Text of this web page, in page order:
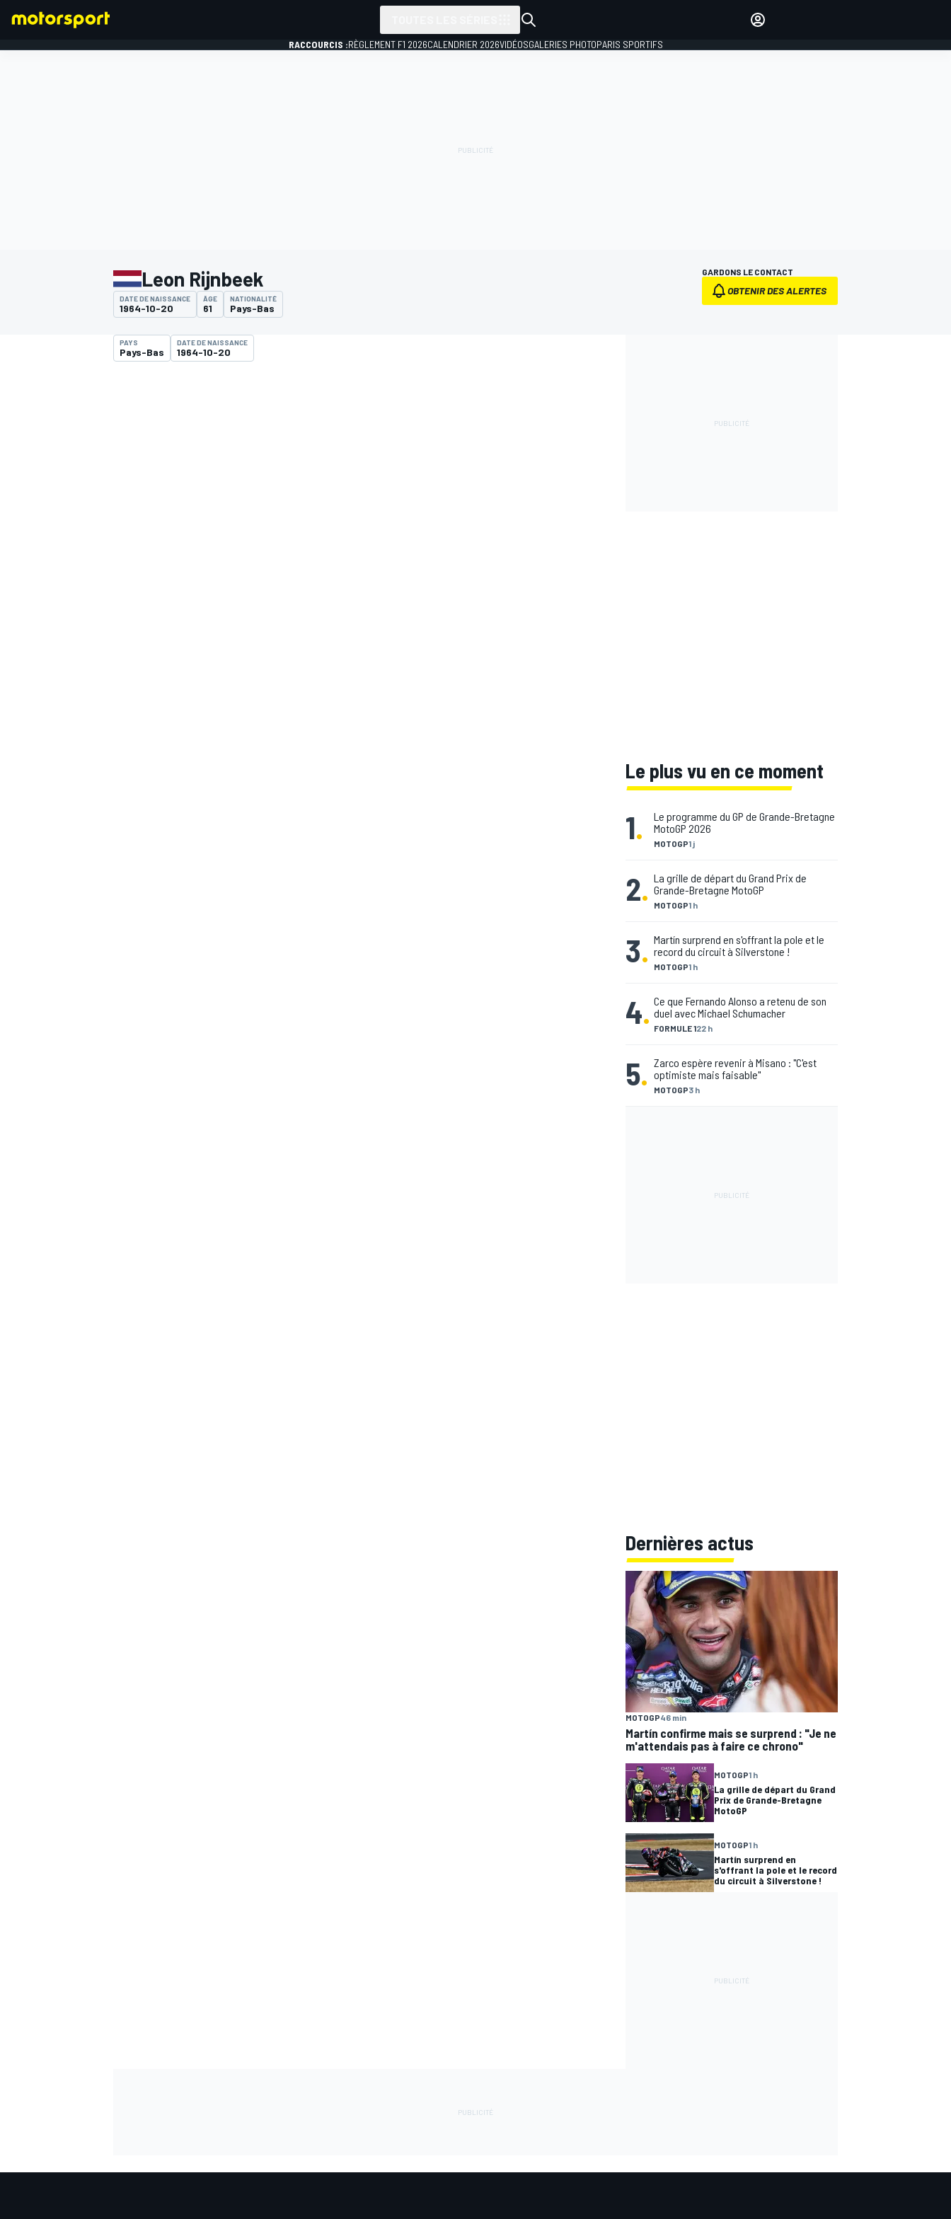
RACCOURCIS :RÈGLEMENT F1 2026CALENDRIER 2026VIDÉOSGALERIES PHOTOPARIS SPORTIFS
Leon Rijnbeek
DATE DE NAISSANCE
1964-10-20
ÂGE
61
NATIONALITÉ
Pays-Bas
GARDONS LE CONTACT
OBTENIR DES ALERTES
PAYS
Pays-Bas
DATE DE NAISSANCE
1964-10-20
Le plus vu en ce moment
1. MOTOGP1 j
Le programme du GP de Grande-Bretagne
MotoGP 2026
2. MOTOGP1 h
La grille de départ du Grand Prix de
Grande-Bretagne MotoGP
3. MOTOGP1 h
Martín surprend en s'offrant la pole et le
record du circuit à Silverstone !
4. FORMULE 122 h
Ce que Fernando Alonso a retenu de son
duel avec Michael Schumacher
5. MOTOGP3 h
Zarco espère revenir à Misano : "C'est
optimiste mais faisable"
Dernières actus
MOTOGP46 min
Martín confirme mais se surprend : "Je ne
m'attendais pas à faire ce chrono"
MOTOGP1 h
La grille de départ du Grand
Prix de Grande-Bretagne
MotoGP
MOTOGP1 h
Martín surprend en
s'offrant la pole et le record
du circuit à Silverstone !